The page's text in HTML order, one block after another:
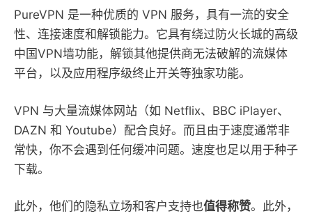
PureVPN 是一种优质的 VPN 服务，具有一流的安全
性、连接速度和解锁能力。它具有绕过防火长城的高级
中国VPN墙功能，解锁其他提供商无法破解的流媒体
平台，以及应用程序级终止开关等独家功能。
VPN 与大量流媒体网站（如 Netflix、BBC iPlayer、
DAZN 和 Youtube）配合良好。而且由于速度通常非
常快，你不会遇到任何缓冲问题。速度也足以用于种子
下载。
此外，他们的隐私立场和客户支持也值得称赞。此外，